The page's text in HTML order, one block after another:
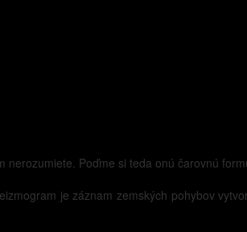
Poďme si teda onú čarovnú
je záznam zemských pohybov